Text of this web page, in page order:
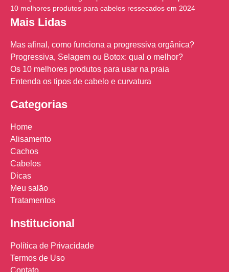
10 melhores produtos para cabelos ressecados em 2024
Mais Lidas
Mas afinal, como funciona a progressiva orgânica?
Progressiva, Selagem ou Botox: qual o melhor?
Os 10 melhores produtos para usar na praia
Entenda os tipos de cabelo e curvatura
Categorias
Home
Alisamento
Cachos
Cabelos
Dicas
Meu salão
Tratamentos
Institucional
Política de Privacidade
Termos de Uso
Contato